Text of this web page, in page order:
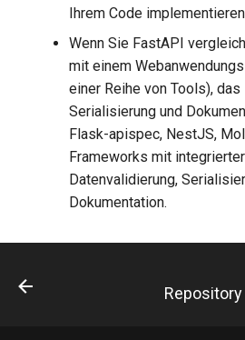
Ihrem Code
Wenn Sie FastAPI
mit einem
einer Reihe von Tools),
Serialisierung und
Flask-apispec, NestJS,
Frameworks mit
Datenvalidierung,
Dokumentation.